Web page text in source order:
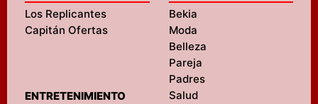
Los Replicantes
Capitán Ofertas
ENTRETENIMIENTO
Bekia
Moda
Belleza
Pareja
Padres
Salud